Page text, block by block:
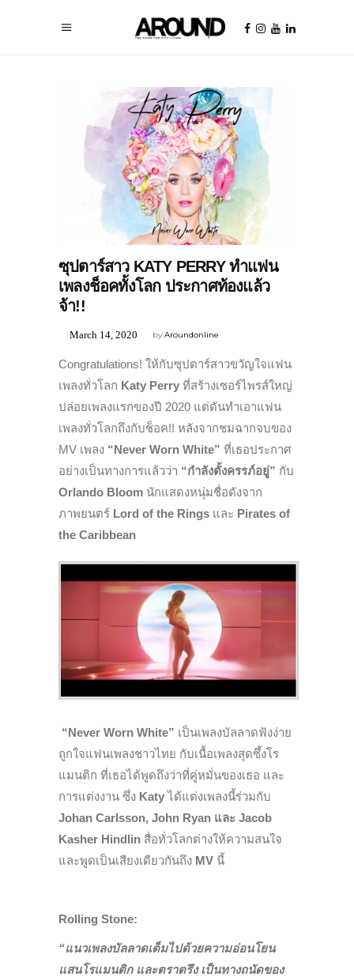
MUSIC
ซุปตาร์สาว KATY PERRY ทำแฟน
เพลงช็อคทั้งโลก ประกาศท้องแล้ว
จ้า!!
byAroundonline
March 14, 2020
Congratulations! ให้กับซุปตาร์สาวขวัญใจแฟน
เพลงทั่วโลก Katy Perry ที่สร้างเซอร์ไพรส์ใหญ่
ปล่อยเพลงแรกของปี 2020 แต่ดันทำเอาแฟน
เพลงทั่วโลกถึงกับช็อค!! หลังจากชมฉากจบของ
MV เพลง “Never Worn White” ที่เธอประกาศ
อย่างเป็นทางการแล้วว่า “กำลังตั้งครรภ์อยู่” กับ
Orlando Bloom นักแสดงหนุ่มชื่อดังจาก
ภาพยนตร์ Lord of the Rings และ Pirates of
the Caribbean
“Never Worn White” เป็นเพลงบัลลาดฟังง่าย
ถูกใจแฟนเพลงชาวไทย กับเนื้อเพลงสุดซึ้งโร
แมนติก ที่เธอได้พูดถึงว่าที่คู่หมั่นของเธอ และ
การแต่งงาน ซึ่ง Katyได้แต่งเพลงนี้ร่วมกับ
Johan Carlsson, John Ryan และ Jacob
Kasher Hindlin สื่อทั่วโลกต่างให้ความสนใจ
และพูดเป็นเสียงเดียวกันถึง MV นี้
Rolling Stone:
“แนวเพลงบัลลาดเต็มไปด้วยความอ่อนโยน
แสนโรแมนติก และตราตรึง เป็นทางถนัดของ